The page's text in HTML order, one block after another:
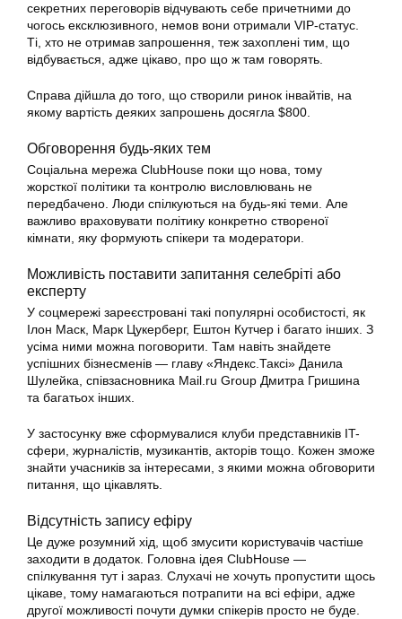
секретних переговорів відчувають себе причетними до
чогось ексклюзивного, немов вони отримали VIP-статус.
Ті, хто не отримав запрошення, теж захоплені тим, що
відбувається, адже цікаво, про що ж там говорять.
Справа дійшла до того, що створили ринок інвайтів, на
якому вартість деяких запрошень досягла $800.
Обговорення будь-яких тем
Соціальна мережа ClubHouse поки що нова, тому
жорсткої політики та контролю висловлювань не
передбачено. Люди спілкуються на будь-які теми. Але
важливо враховувати політику конкретно створеної
кімнати, яку формують спікери та модератори.
Можливість поставити запитання селебріті або
експерту
У соцмережі зареєстровані такі популярні особистості, як
Ілон Маск, Марк Цукерберг, Ештон Кутчер і багато інших. З
усіма ними можна поговорити. Там навіть знайдете
успішних бізнесменів — главу «Яндекс.Таксі» Данила
Шулейка, співзасновника Mail.ru Group Дмитра Гришина
та багатьох інших.
У застосунку вже сформувалися клуби представників IT-
сфери, журналістів, музикантів, акторів тощо. Кожен зможе
знайти учасників за інтересами, з якими можна обговорити
питання, що цікавлять.
Відсутність запису ефіру
Це дуже розумний хід, щоб змусити користувачів частіше
заходити в додаток. Головна ідея ClubHouse —
спілкування тут і зараз. Слухачі не хочуть пропустити щось
цікаве, тому намагаються потрапити на всі ефіри, адже
другої можливості почути думки спікерів просто не буде.